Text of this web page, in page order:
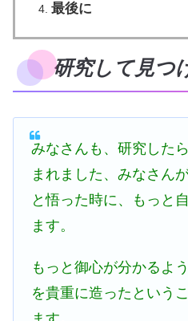
最後に
研究して見つ
みなさんも、研究した
まれました、みなさん
と悟った時に、もっと
ます。
もっと御心が分かるよ
を貴重に造ったという